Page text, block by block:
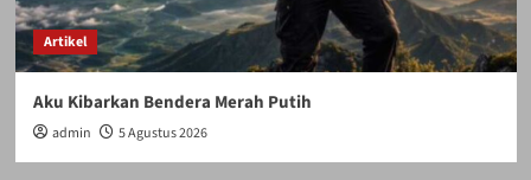
Artikel
Aku Kibarkan Bendera Merah Putih
admin 5 Agustus 2026